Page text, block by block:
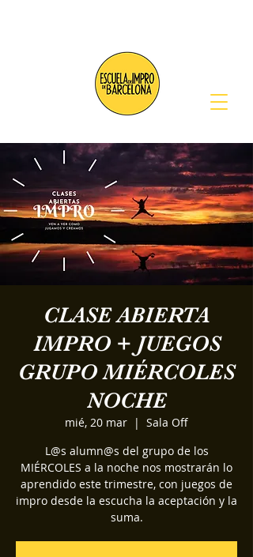
CLASE ABIERTA
IMPRO + JUEGOS
GRUPO MIÉRCOLES
NOCHE
mié, 20 mar
  |
Sala Off
L@s alumn@s del grupo de los
MIÉRCOLES a la noche nos mostrarán lo
aprendido este trimestre, con juegos de
impro desde la escucha la aceptación y la
suma.